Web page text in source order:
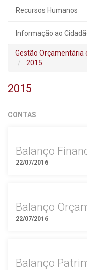
Recursos Humanos
Informação ao
Gestão Orçamentária
2015
2015
CONTAS
Balanço
22/07/2016
Balanço
22/07/2016
Balanço